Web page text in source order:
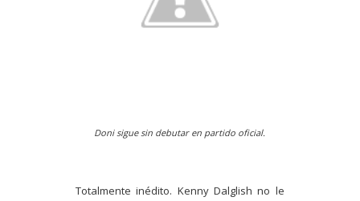
Doni sigue sin debutar en partido oficial.
Totalmente inédito. Kenny Dalglish no le